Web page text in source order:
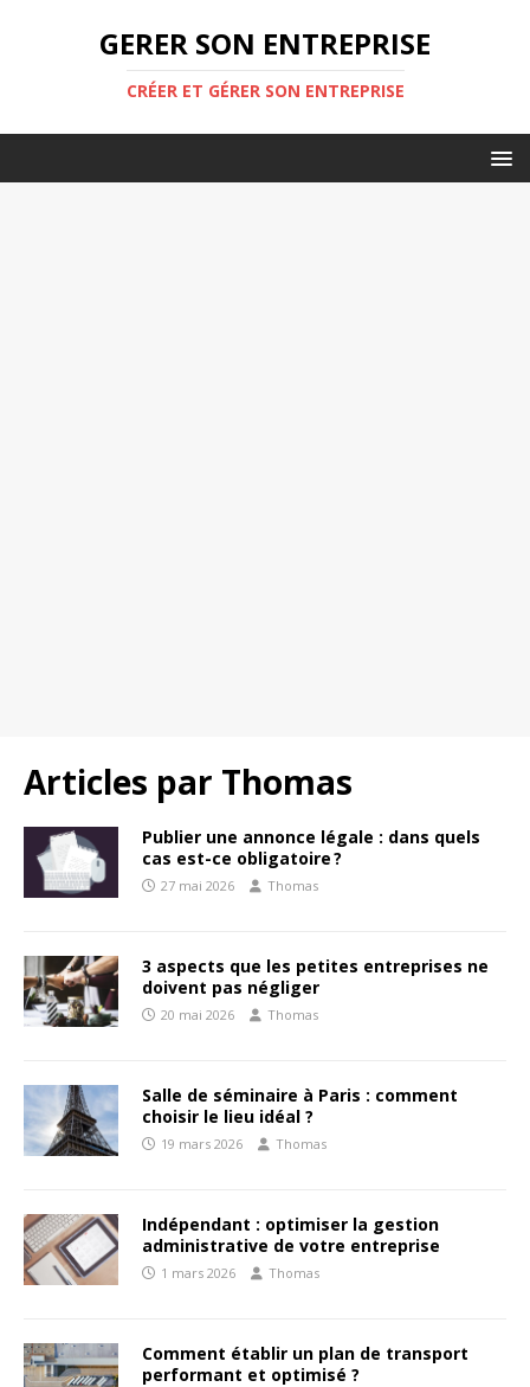
GERER SON ENTREPRISE
CRÉER ET GÉRER SON ENTREPRISE
Articles par Thomas
Publier une annonce légale : dans quels
cas est-ce obligatoire ?
27 mai 2026 Thomas
3 aspects que les petites entreprises ne
doivent pas négliger
20 mai 2026 Thomas
Salle de séminaire à Paris : comment
choisir le lieu idéal ?
19 mars 2026 Thomas
Indépendant : optimiser la gestion
administrative de votre entreprise
1 mars 2026 Thomas
Comment établir un plan de transport
performant et optimisé ?